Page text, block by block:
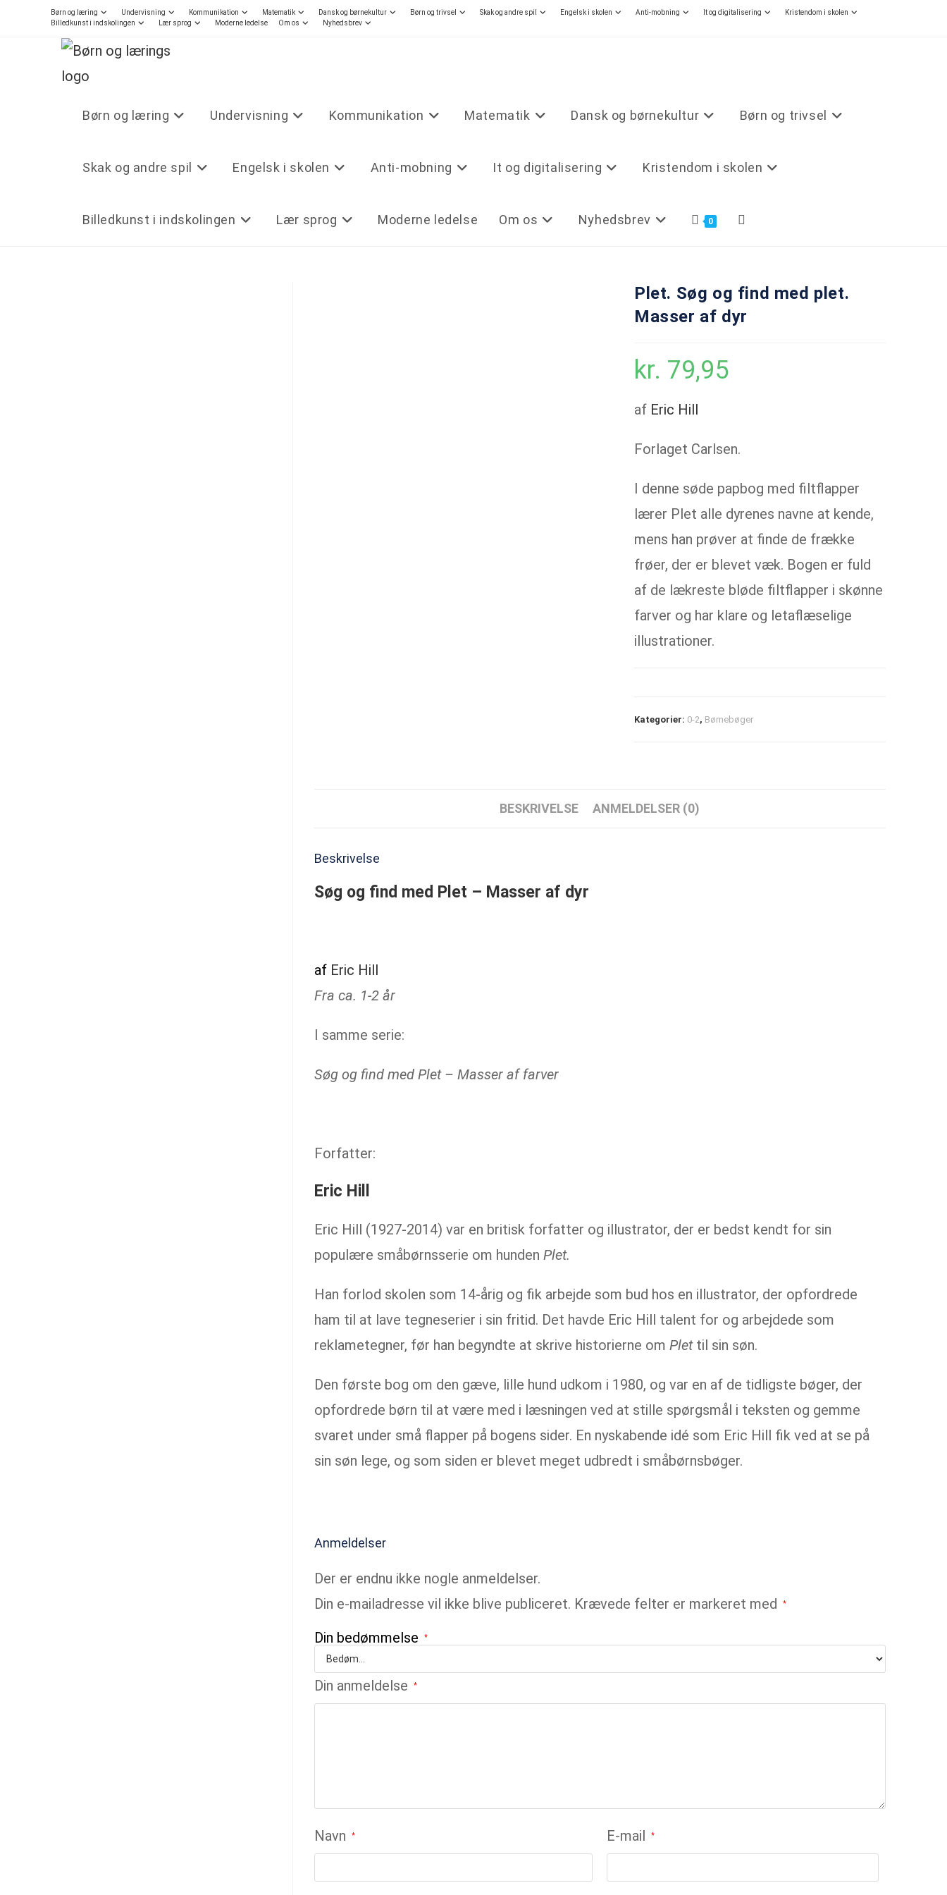
Børn og læring Undervisning Kommunikation Matematik Dansk og børnekultur Børn og trivsel Skak og andre spil Engelsk i skolen Anti-mobning It og digitalisering
Kristendom i skolen
Billedkunst i indskolingen
Lær sprog Moderne ledelse Om os Nyhedsbrev
Børn og læring Undervisning Kommunikation Matematik Dansk og børnekultur Børn og trivsel
Skak og andre spil Engelsk i skolen Anti-mobning It og digitalisering Kristendom i skolen
Billedkunst i indskolingen Lær sprog Moderne ledelse Om os Nyhedsbrev 0
Plet. Søg og find med plet.
Masser af dyr
kr. 79,95
af Eric Hill
Forlaget Carlsen.
I denne søde papbog med filtflapper
lærer Plet alle dyrenes navne at kende,
mens han prøver at finde de frække
frøer, der er blevet væk. Bogen er fuld
af de lækreste bløde filtflapper i skønne
farver og har klare og letaflæselige
illustrationer.
Kategorier: 0-2, Børnebøger
BESKRIVELSE ANMELDELSER (0)
Beskrivelse
Søg og find med Plet – Masser af dyr
af Eric Hill
Fra ca. 1-2 år
I samme serie:
Søg og find med Plet – Masser af farver
Forfatter:
Eric Hill
Eric Hill (1927-2014) var en britisk forfatter og illustrator, der er bedst kendt for sin
populære småbørnsserie om hunden Plet.
Han forlod skolen som 14-årig og fik arbejde som bud hos en illustrator, der opfordrede
ham til at lave tegneserier i sin fritid. Det havde Eric Hill talent for og arbejdede som
reklametegner, før han begyndte at skrive historierne om Plettil sin søn.
Den første bog om den gæve, lille hund udkom i 1980, og var en af de tidligste bøger, der
opfordrede børn til at være med i læsningen ved at stille spørgsmål i teksten og gemme
svaret under små flapper på bogens sider. En nyskabende idé som Eric Hill fik ved at se på
sin søn lege, og som siden er blevet meget udbredt i småbørnsbøger.
Anmeldelser
Der er endnu ikke nogle anmeldelser.
Din e-mailadresse vil ikke blive publiceret. Krævede felter er markeret med *
Din bedømmelse *
Din anmeldelse *
Navn * E-mail *